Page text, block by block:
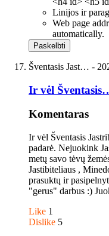
Linijos ir
Web page
automatically.
Šventasis Jast… -
Ir vėl
Komentaras
Ir vėl Šventasis
padarė. Nejuokink
metų savo tėvų
Jastibiteliaus ,
prasuktų ir
"gerus" darbus :)
Like 1
Dislike 5